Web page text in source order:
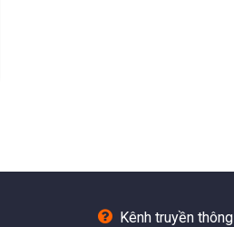
Kênh truyền thông